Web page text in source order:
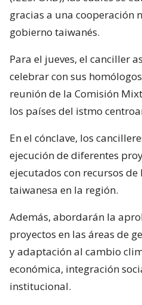
gracias a una cooperación
gobierno taiwanés.
Para el jueves, el canciller
celebrar con sus
reunión de la Comisión
los países del istmo
En el cónclave, los
ejecución de diferentes
ejecutados con recursos
taiwanesa en la región.
Además, abordarán la
proyectos en las áreas de
y adaptación al cambio
económica, integración
institucional.